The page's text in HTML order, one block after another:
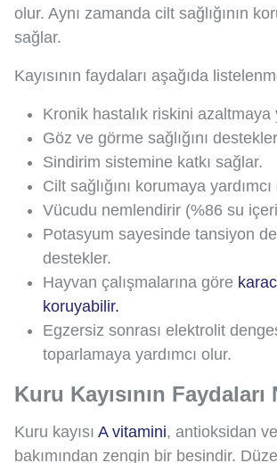
olur. Aynı zamanda cilt sağlığının
sağlar.
Kayısının faydaları aşağıda
Kronik hastalık riskini azaltmaya
Göz ve görme sağlığını
Sindirim sistemine katkı sağlar.
Cilt sağlığını korumaya yardımcı
Vücudu nemlendirir (%86 su
Potasyum sayesinde tansiyon
destekler.
Hayvan çalışmalarına göre
koruyabilir.
Egzersiz sonrası elektrolit
toparlamaya yardımcı olur.
Kuru Kayısının
Kuru kayısı A vitamini, antioksidan
bakımından zengin bir besindir.